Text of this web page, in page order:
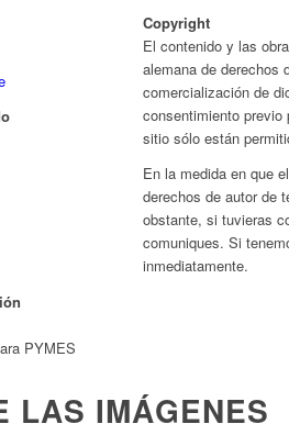
PYMES
Copyright
El contenido y las
alemana de derechos
comercialización de
consentimiento
sitio sólo están
En la medida en que
derechos de autor de
obstante, si tuvieras
comuniques. Si
inmediatamente.
LAS IMÁGENES